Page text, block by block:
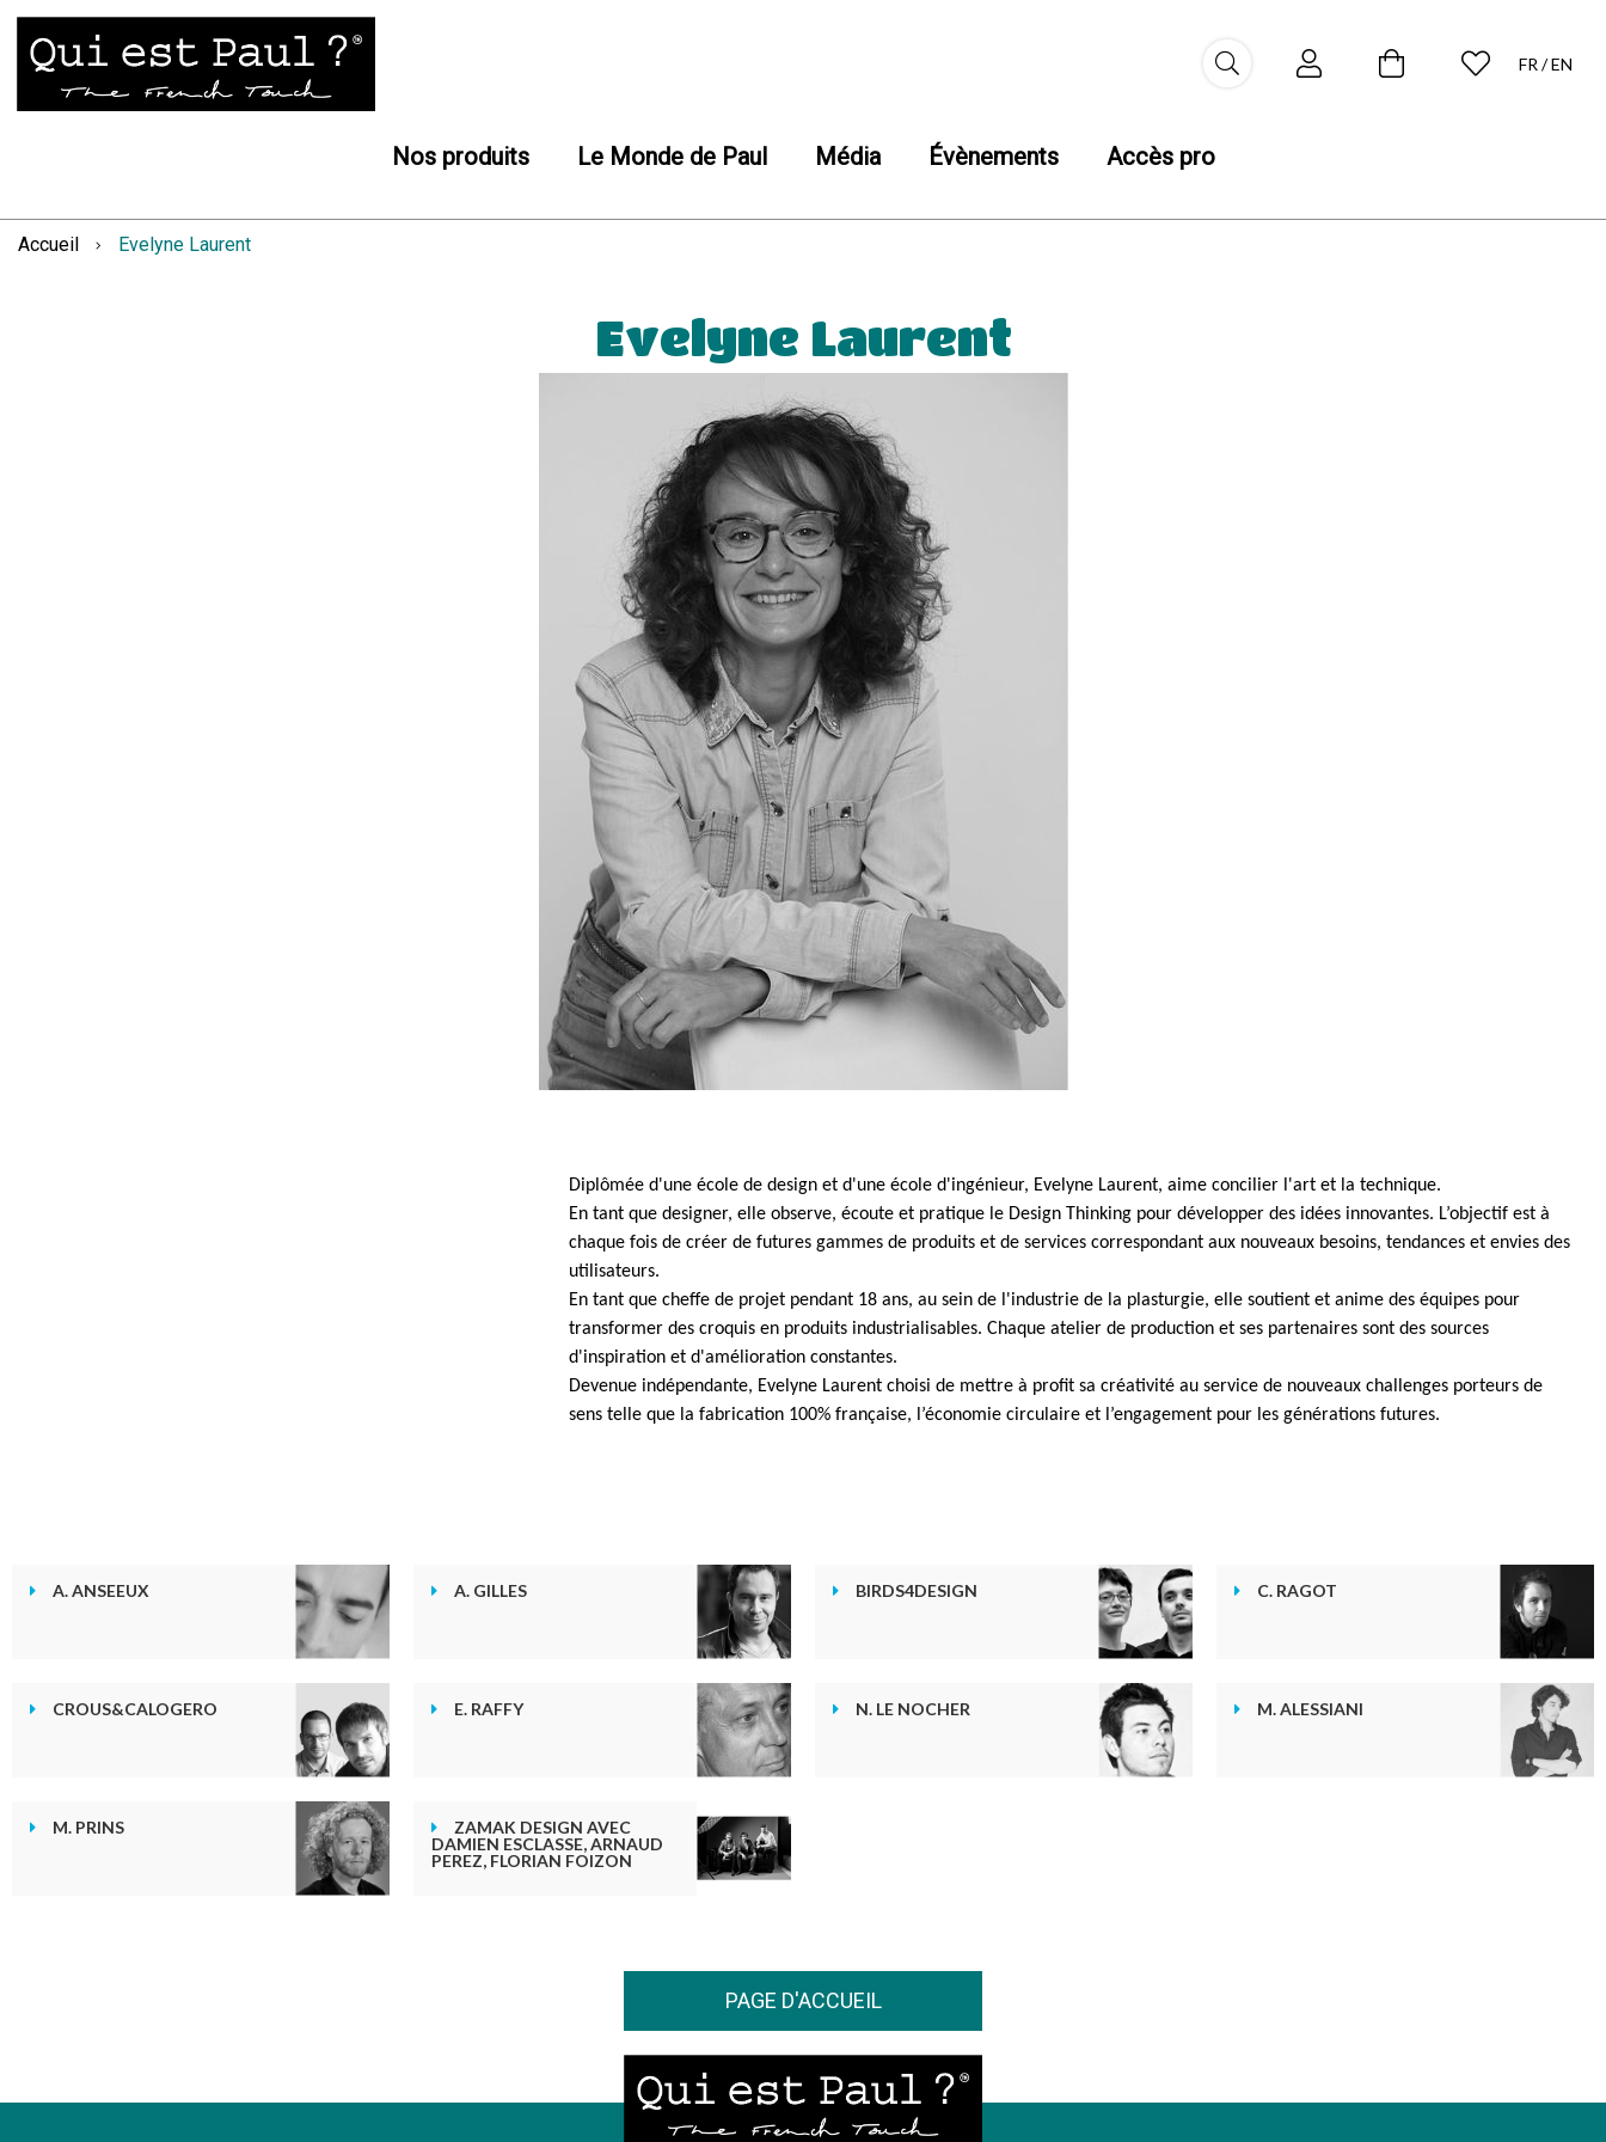
FR EN
Nos produits Le Monde de Paul Média Évènements Accès pro
Accueil Evelyne Laurent
Evelyne Laurent
Diplômée d'une école de design et d'une école d'ingénieur, Evelyne Laurent, aime concilier l'art et la technique.
En tant que designer, elle observe, écoute et pratique le Design Thinking pour développer des idées innovantes. L’objectif est à
chaque fois de créer de futures gammes de produits et de services correspondant aux nouveaux besoins, tendances et envies des
utilisateurs.
En tant que cheffe de projet pendant 18 ans, au sein de l'industrie de la plasturgie, elle soutient et anime des équipes pour
transformer des croquis en produits industrialisables. Chaque atelier de production et ses partenaires sont des sources
d'inspiration et d'amélioration constantes.
Devenue indépendante, Evelyne Laurent choisi de mettre à profit sa créativité au service de nouveaux challenges porteurs de
sens telle que la fabrication 100% française, l’économie circulaire et l’engagement pour les générations futures.
A. ANSEEUX A. GILLES BIRDS4DESIGN C. RAGOT
CROUS&CALOGERO E. RAFFY N. LE NOCHER M. ALESSIANI
M. PRINS
ZAMAK DESIGN AVEC
DAMIEN ESCLASSE, ARNAUD
PEREZ, FLORIAN FOIZON